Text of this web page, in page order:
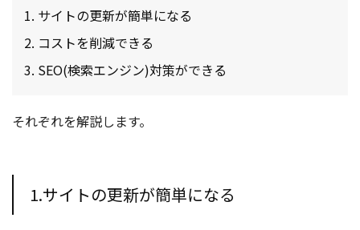
サイトの更新が簡単になる
コストを削減できる
SEO(検索エンジン)対策ができる
それぞれを解説します。
1.サイトの更新が簡単になる